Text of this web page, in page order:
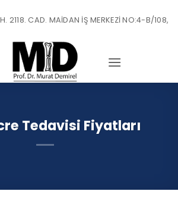
2118. CAD. MAİDAN İŞ MERKEZİ NO:4-B/108,
Tedavisi Fiyatları